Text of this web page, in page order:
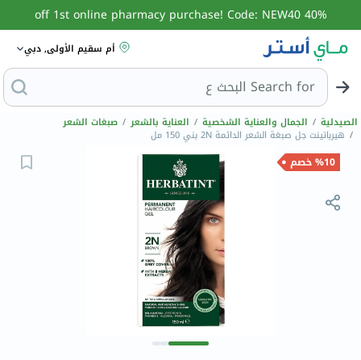
40% off 1st online pharmacy purchase! Code: NEW40
أم سقيم الأولى, دبي
Search for البحث عن
الصيدلية / الجمال والعناية الشخصية / العناية بالشعر / صبغات الشعر
/ هيرباتينت جل صبغة الشعر الدائمة 2N بني 150 مل
%10 خصم